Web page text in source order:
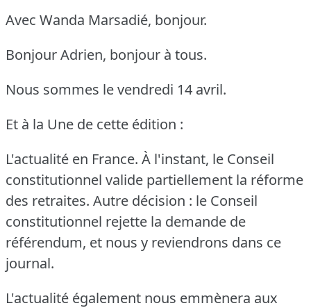
Avec Wanda Marsadié, bonjour.
Bonjour Adrien, bonjour à tous.
Nous sommes le vendredi 14 avril.
Et à la Une de cette édition :
L'actualité en France. À l'instant, le Conseil
constitutionnel valide partiellement la réforme
des retraites. Autre décision : le Conseil
constitutionnel rejette la demande de
référendum, et nous y reviendrons dans ce
journal.
L'actualité également nous emmènera aux